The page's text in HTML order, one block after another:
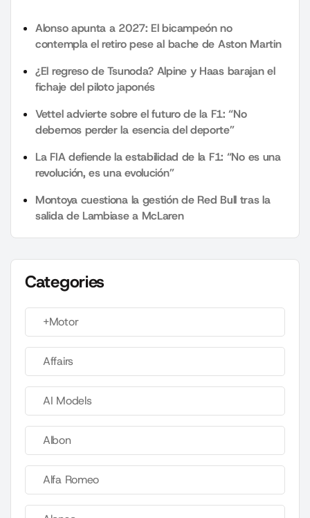
Alonso apunta a 2027: El bicampeón no
contempla el retiro pese al bache de Aston Martin
¿El regreso de Tsunoda? Alpine y Haas barajan el
fichaje del piloto japonés
Vettel advierte sobre el futuro de la F1: “No
debemos perder la esencia del deporte”
La FIA defiende la estabilidad de la F1: “No es una
revolución, es una evolución”
Montoya cuestiona la gestión de Red Bull tras la
salida de Lambiase a McLaren
Categories
+Motor
Affairs
AI Models
Albon
Alfa Romeo